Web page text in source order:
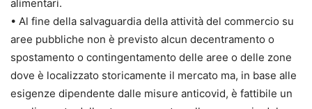
alimentari.
• Al fine della salvaguardia della attività del commercio su
aree pubbliche non è previsto alcun decentramento o
spostamento o contingentamento delle aree o delle zone
dove è localizzato storicamente il mercato ma, in base alle
esigenze dipendente dalle misure anticovid, è fattibile un